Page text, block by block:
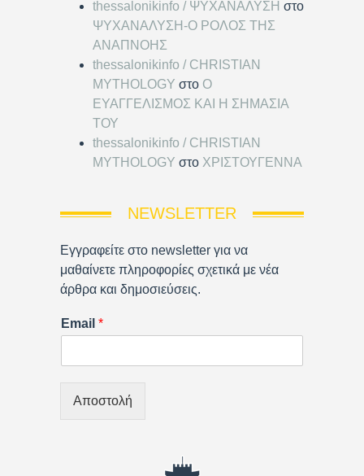
thessalonikinfo / ΨΥΧΑΝΑΛΥΣΗ στο
ΨΥΧΑΝΑΛΥΣΗ-Ο ΡΟΛΟΣ ΤΗΣ
ΑΝΑΠΝΟΗΣ
thessalonikinfo / CHRISTIAN
MYTHOLOGY στο Ο
ΕΥΑΓΓΕΛΙΣΜΟΣ ΚΑΙ Η ΣΗΜΑΣΙΑ
ΤΟΥ
thessalonikinfo / CHRISTIAN
MYTHOLOGY στο ΧΡΙΣΤΟΥΓΕΝΝΑ
NEWSLETTER
Εγγραφείτε στο newsletter για να
μαθαίνετε πληροφορίες σχετικά με νέα
άρθρα και δημοσιεύσεις.
Email *
Αποστολή